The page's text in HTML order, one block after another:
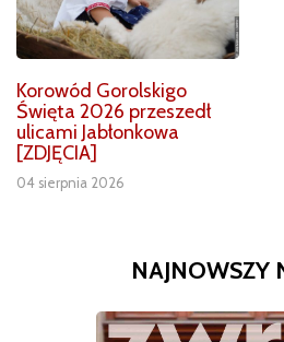
Korowód Gorolskigo
Święta 2026 przeszedł
ulicami Jabłonkowa
[ZDJĘCIA]
04 sierpnia 2026
NAJNOWSZY